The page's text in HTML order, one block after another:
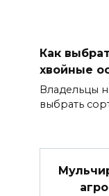
Как
хвойные
Владельцы
выбрать